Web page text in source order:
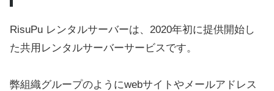
RisuPu レンタルサーバーは、2020年初に提供開始し
た共用レンタルサーバーサービスです。
弊組織グループのようにwebサイトやメールアドレス